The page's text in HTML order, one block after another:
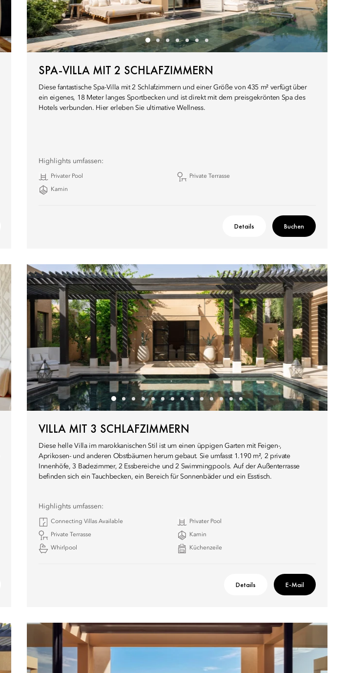
SPA-VILLA MIT 2 SCHLAFZIMMERN
Diese fantastische Spa-Villa mit 2 Schlafzimmern und einer Größe von 435 m² verfügt über
ein eigenes, 18 Meter langes Sportbecken und ist direkt mit dem preisgekrönten Spa des
Hotels verbunden. Hier erleben Sie ultimative Wellness.
Highlights umfassen:
Privater Pool Private Terrasse
Kamin
Details Buchen
VILLA MIT 3 SCHLAFZIMMERN
Diese helle Villa im marokkanischen Stil ist um einen üppigen Garten mit Feigen-,
Aprikosen- und anderen Obstbäumen herum gebaut. Sie umfasst 1.190 m², 2 private
Innenhöfe, 3 Badezimmer, 2 Essbereiche und 2 Swimmingpools. Auf der Außenterrasse
befinden sich ein Tauchbecken, ein Bereich für Sonnenbäder und ein Esstisch.
Highlights umfassen:
Connecting Villas Available Privater Pool
Private Terrasse Kamin
Whirlpool Küchenzeile
Details E-Mail